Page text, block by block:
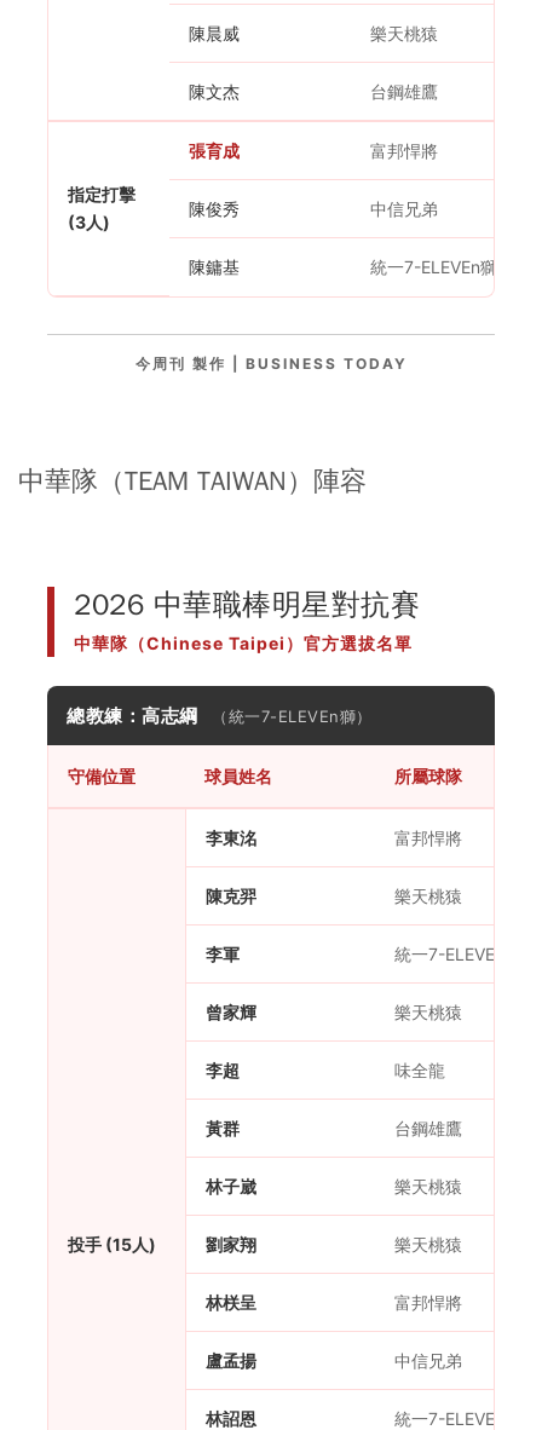
陳晨威 樂天桃猿
陳文杰 台鋼雄鷹
指定打擊
(3人)
張育成 富邦悍將
陳俊秀 中信兄弟
陳鏞基 統一7-ELEVEn獅
今周刊 製作 | BUSINESS TODAY
中華隊（TEAM TAIWAN）陣容
2026 中華職棒明星對抗賽
中華隊（Chinese Taipei）官方選拔名單
總教練：高志綱 （統一7-ELEVEn獅）
守備位置 球員姓名 所屬球隊
投手 (15人)
李東洺 富邦悍將
陳克羿 樂天桃猿
李軍 統一7-ELEVEn獅
曾家輝 樂天桃猿
李超 味全龍
黃群 台鋼雄鷹
林子崴 樂天桃猿
劉家翔 樂天桃猿
林栚呈 富邦悍將
盧孟揚 中信兄弟
林詔恩 統一7-ELEVEn獅